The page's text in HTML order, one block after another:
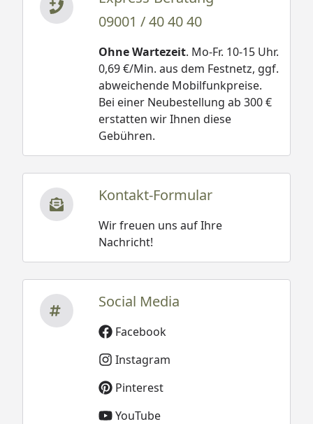
09001 / 40 40 40
Ohne Wartezeit. Mo-Fr. 10-15 Uhr.
0,69 €/Min. aus dem Festnetz, ggf.
abweichende Mobilfunkpreise.
Bei einer Neubestellung ab 300 €
erstatten wir Ihnen diese
Gebühren.
Kontakt-Formular
Wir freuen uns auf Ihre
Nachricht!
Social Media
Facebook
Instagram
Pinterest
YouTube